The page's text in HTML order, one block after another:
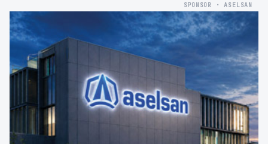
SPONSOR · ASELSAN